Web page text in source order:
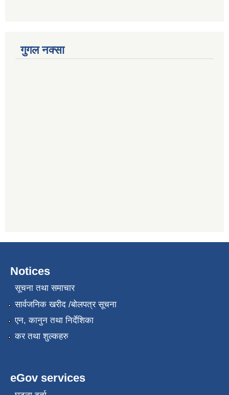
गुगल नक्सा
Notices
सूचना तथा समाचार
सार्वजनिक खरीद /बोलपत्र सूचना
एन, कानुन तथा निर्देशिका
कर तथा शुल्कहरु
eGov services